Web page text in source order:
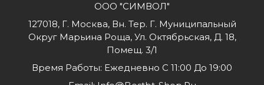
ООО "СИМВОЛ"
127018, Г. Москва, Вн. Тер. Г. Муниципальный
Округ Марьина Роща, Ул. Октябрьская, Д. 18,
Помещ. 3/1
Время Работы: Ежедневно С 11:00 До 19:00